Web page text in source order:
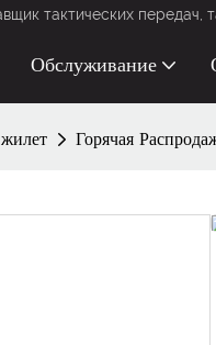
тактических передач,
Обслуживание
Горячая